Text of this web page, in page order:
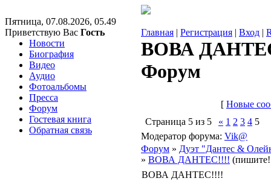
Пятница, 07.08.2026, 05.49
Приветствую Вас Гость Главная | Регистрация | Вход |
Новости
Биография
Видео
Аудио
Фотоальбомы
Пресса
Форум
Гостевая книга
Обратная связь
ВОВА
Форум
[ Новые
Страница 5 из 5 « 1 2 3 4 5
Модератор форума: Vik@
Форум » Дуэт "Дантес &
» ВОВА ДАНТЕС!!!!
ВОВА ДАНТЕС!!!!